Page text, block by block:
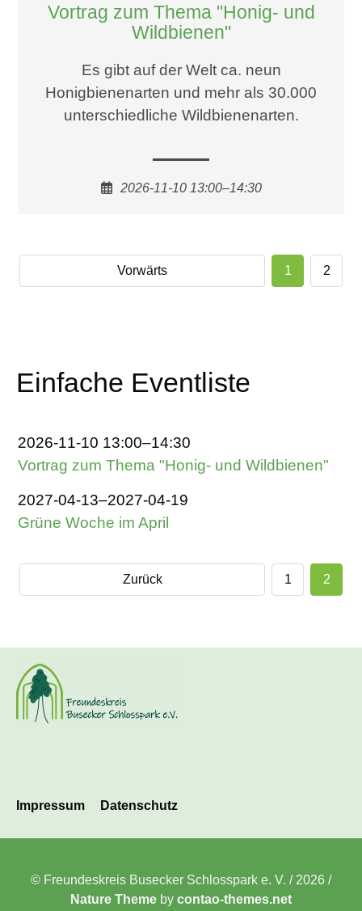
Vortrag zum Thema "Honig- und
Wildbienen"
Es gibt auf der Welt ca. neun
Honigbienenarten und mehr als 30.000
unterschiedliche Wildbienenarten.
2026-11-10 13:00–14:30
Vorwärts 1 2
Einfache Eventliste
2026-11-10 13:00–14:30
Vortrag zum Thema "Honig- und Wildbienen"
2027-04-13–2027-04-19
Grüne Woche im April
Zurück 1 2
überspringen
Impressum Datenschutz
© Freundeskreis Busecker Schlosspark e. V. / 2026 /
Nature Theme by contao-themes.net